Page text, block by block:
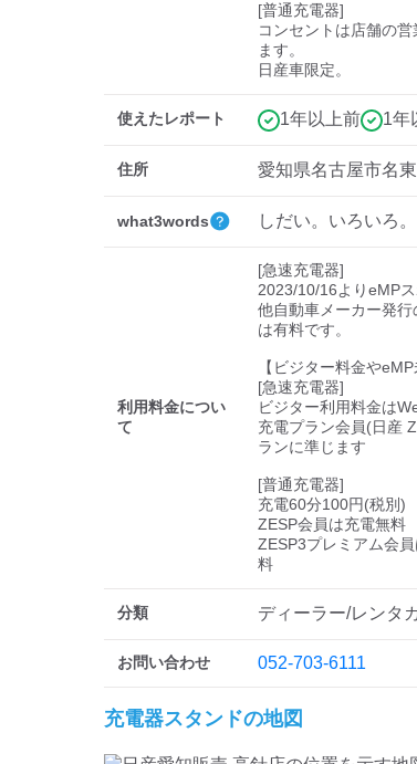
[普通充電器]
コンセントは店舗の
ます。
日産車限定。
使えたレポート 1年以上前 1年
住所 愛知県名古屋市名
what3words しだい。いろいろ
利用料金につい
て
[急速充電器]
2023/10/16よりeMPス
他自動車メーカー発
は有料です。
【ビジター料金や
[急速充電器]
ビジター利用料金は
充電プラン会員(日産
ランに準じます
[普通充電器]
充電60分100円(税別)
ZESP会員は充電無料
ZESP3プレミアム会
料
分類 ディーラー/レンタ
お問い合わせ 052-703-6111
充電器スタンドの地図